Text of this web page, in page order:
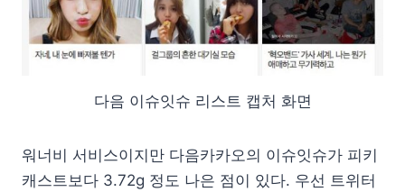
다음 이슈잇슈 리스트 캡처 화면
워너비 서비스이지만 다음카카오의 이슈잇슈가 피키
캐스트보다 3.72g 정도 나은 점이 있다. 우선 트위터